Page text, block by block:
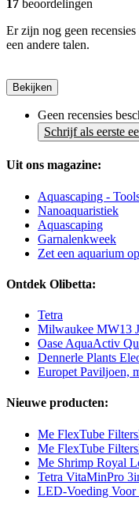
17 beoordelingen
Er zijn nog geen
een andere talen.
Bekijken
Geen recensies
Schrijf als eerste
Uit ons magazine:
Aquascaping -
Nanoaquaristiek
Aquascaping
Garnalenkweek
Zet een aquarium op
Ontdek Olibetta:
Tetra
Milwaukee MW13
Oase AquaActiv
Dennerle Plants
Europet Paviljoen,
Nieuwe producten:
Me FlexTube
Me FlexTube
Me Shrimp Royal
Tetra VitaMinPro
LED-Voeding Voor